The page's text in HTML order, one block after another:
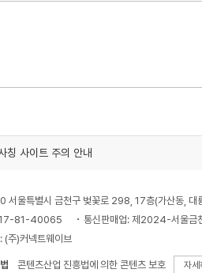
칭 사이트 주의 안내
서울특별시 금천구 벚꽃로 298, 17층(가산동, 대
81-40065
통신판매업: 제2024-서울
(주)커넥트웨이브
콘텐츠산업 진흥법에 의한 콘텐츠 보호 자세